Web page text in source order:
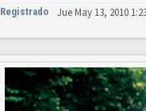
Registrado Jue May 13, 2010